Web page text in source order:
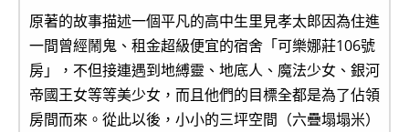
原著的故事描述一個平凡的高中生里見孝太郎因為住進
一間曾經鬧鬼、租金超級便宜的宿舍「可樂娜莊106號
房」，不但接連遇到地縛靈、地底人、魔法少女、銀河
帝國王女等等美少女，而且他們的目標全都是為了佔領
房間而來。從此以後，小小的三坪空間（六疊塌塌米）